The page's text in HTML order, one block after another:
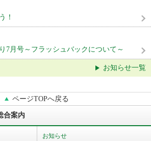
！
7月号～フラッシュバックについて～
お知らせ一覧
ページTOPへ戻る
合案内
お知らせ